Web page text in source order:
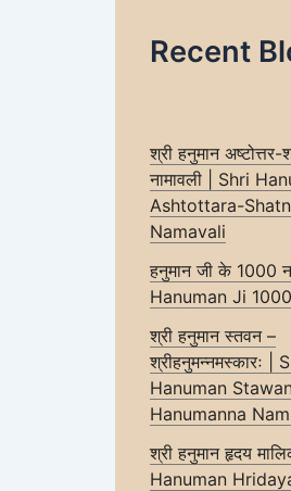
Recent
श्री हनुमान
नामावली | Shri
Ashtottara-
Namavali
हनुमान जी के 1000
Hanuman Ji
श्री हनुमान स्तवन –
श्रीहनुमन्नमस्कारः |
Hanuman
Hanumanna
श्री हनुमान हृदय
Hanuman